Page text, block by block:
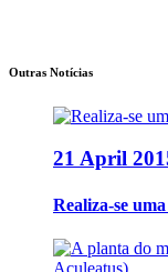
Outras Notícias
21 April
Realiza-se